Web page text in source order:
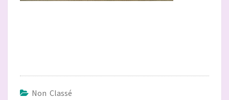
Non Classé